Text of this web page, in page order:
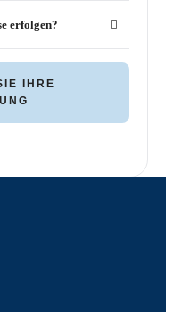
erfolgen?
IHRE